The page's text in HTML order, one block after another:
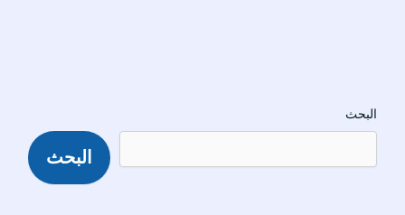
البحث
البحث